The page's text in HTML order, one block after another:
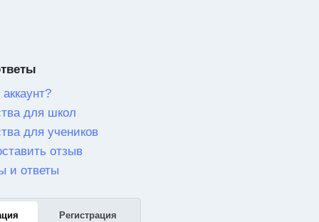
для школ
для учеников
отзыв
и ответы
Регистрация